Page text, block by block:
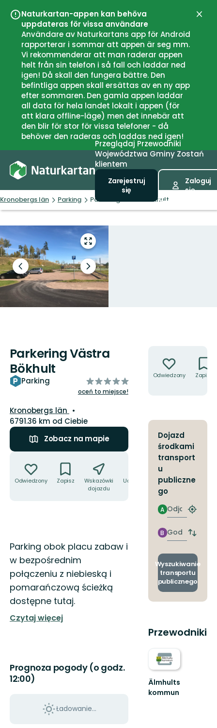
Naturkartan-appen kan behöva
uppdateras för vissa användare
Användare av Naturkartans app för Android
rapporterar i sommar att appen är seg mm.
Vi rekommenderar att man raderar appen
helt från sin telefon i så fall och laddar ned
igen! Då skall den fungera bättre. Den
befintliga appen skall ersättas av en ny app
efter sommaren. Den gamla appen laddar
all data för hela landet lokalt i appen (för
att klara offline-läge) men det innebär att
den blir för stor för vissa telefoner - då
behöver den raderas och laddas ned igen!
Przeglądaj Przewodniki
Województwa Gminy Zostań
klientem
Zarejestruj
się
Zaloguj
się
Kronobergs län Parking Parkering Västra Bökhult
Przejdź
do
trybu
pełnoekranowego
Poprzedni
slajd
Następny
slajd
Parkering Västra
Bökhult
Parking
z
5
oceń to miejsce!
Województwo:
Kronobergs län
6791.36 km od Ciebie
Zobacz na mapie
Odwiedzony Zapisz
Wskazówki
dojazdu
Udostępnij
Opis
Parking obok placu zabaw i
w bezpośrednim
połączeniu z niebieską i
pomarańczową ścieżką
dostępne tutaj.
Czytaj więcej
Prognoza pogody (o godz.
12:00)
Ładowanie...
Odwiedzony Zapisz
Dojazd
środkami
transport
u
publiczne
go
Odjazd
A
Znajdź
Godzinie
przyjazdu
B
Zmiana
i
Wyszukiwanie
transportu
publicznego
Przewodniki
Älmhults
kommun